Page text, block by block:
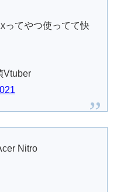
ってやつ使ってて快
Vtuber
Nitro